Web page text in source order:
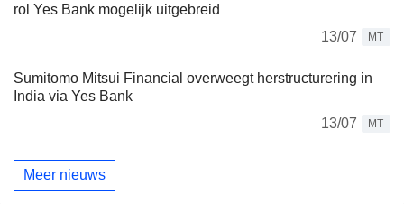
rol Yes Bank mogelijk uitgebreid
13/07
MT
Sumitomo Mitsui Financial overweegt herstructurering in
India via Yes Bank
13/07
MT
Meer nieuws